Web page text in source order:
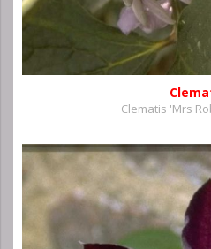
Clematis 'Mrs